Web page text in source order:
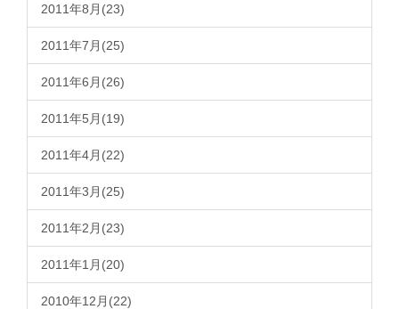
2011年8月(23)
2011年7月(25)
2011年6月(26)
2011年5月(19)
2011年4月(22)
2011年3月(25)
2011年2月(23)
2011年1月(20)
2010年12月(22)